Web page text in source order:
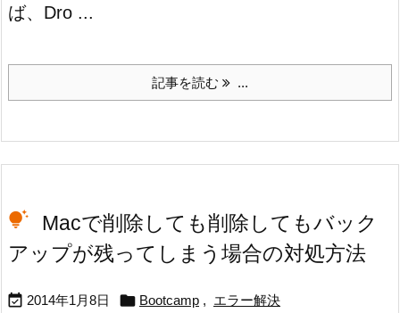
ば、Dro ...
記事を読む ...
Macで削除しても削除してもバック
アップが残ってしまう場合の対処方法
 2014年1月8日  Bootcamp , エラー解決